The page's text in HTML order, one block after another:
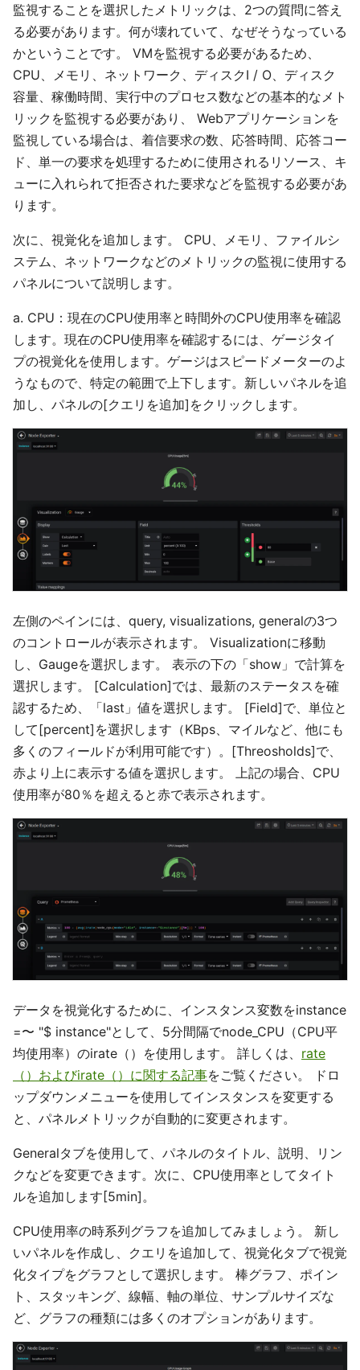
監視することを選択したメトリックは、2つの質問に答え
る必要があります。何が壊れていて、なぜそうなっている
かということです。 VMを監視する必要があるため、
CPU、メモリ、ネットワーク、ディスクI / O、ディスク
容量、稼働時間、実行中のプロセス数などの基本的なメト
リックを監視する必要があり、 Webアプリケーションを
監視している場合は、着信要求の数、応答時間、応答コー
ド、単一の要求を処理するために使用されるリソース、キ
ューに入れられて拒否された要求などを監視する必要があ
ります。
次に、視覚化を追加します。 CPU、メモリ、ファイルシ
ステム、ネットワークなどのメトリックの監視に使用する
パネルについて説明します。
a. CPU：現在のCPU使用率と時間外のCPU使用率を確認
します。現在のCPU使用率を確認するには、ゲージタイ
プの視覚化を使用します。ゲージはスピードメーターのよ
うなもので、特定の範囲で上下します。新しいパネルを追
加し、パネルの[クエリを追加]をクリックします。
左側のペインには、query, visualizations, generalの3つ
のコントロールが表示されます。 Visualizationに移動
し、Gaugeを選択します。 表示の下の「show」で計算を
選択します。 [Calculation]では、最新のステータスを確
認するため、「last」値を選択します。 [Field]で、単位と
して[percent]を選択します（KBps、マイルなど、他にも
多くのフィールドが利用可能です）。[Threosholds]で、
赤より上に表示する値を選択します。 上記の場合、CPU
使用率が80％を超えると赤で表示されます。
データを視覚化するために、インスタンス変数をinstance
=〜 "$ instance"として、5分間隔でnode_CPU（CPU平
均使用率）のirate（）を使用します。 詳しくは、 rate
（）およびirate（）に関する記事をご覧ください。 ドロ
ップダウンメニューを使用してインスタンスを変更する
と、パネルメトリックが自動的に変更されます。
Generalタブを使用して、パネルのタイトル、説明、リン
クなどを変更できます。次に、CPU使用率としてタイト
ルを追加します[5min]。
CPU使用率の時系列グラフを追加してみましょう。 新し
いパネルを作成し、クエリを追加して、視覚化タブで視覚
化タイプをグラフとして選択します。 棒グラフ、ポイン
ト、スタッキング、線幅、軸の単位、サンプルサイズな
ど、グラフの種類には多くのオプションがあります。